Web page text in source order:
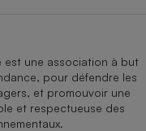
est une association à but
pour défendre les
et promouvoir une
et respectueuse des